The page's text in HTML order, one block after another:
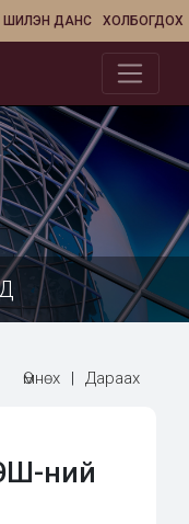
ХОЛБОГДОХ
ШИЛЭН ДАНС
Өмнөх | Дараах
ний